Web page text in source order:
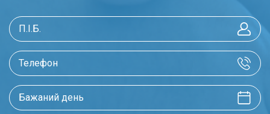
Підсумок роботи досвідчених хірургів
ЛІКАРНІ ЕКСПЕРТ - груди природного
вигляду, які дозволять позбутися
комплексів і подарують почуття
впевненості, мінімальний ризик ускладнень